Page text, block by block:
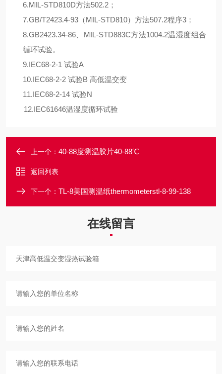
6.MIL-STD810D方法502.2；
7.GB/T2423.4-93（MIL-STD810）方法507.2程序3；
8.GB2423.34-86、MIL-STD883C方法1004.2温湿度组合
循环试验。
9.IEC68-2-1 试验A
10.IEC68-2-2 试验B 高低温交变
11.IEC68-2-14 试验N
12.IEC61646温湿度循环试验
上一个： 40-88度测温胶片40-88℃
返回列表
下一个： TL-8美国测温纸thermometerstl-8-99-138
在线留言